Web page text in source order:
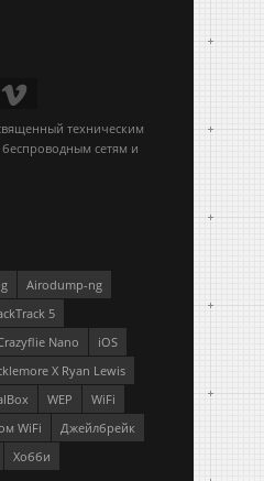
техническим
сетям и
Airodump-ng
5
Nano
iOS
X Ryan Lewis
WEP
WiFi
WiFi
Джейлбрейк
Хобби